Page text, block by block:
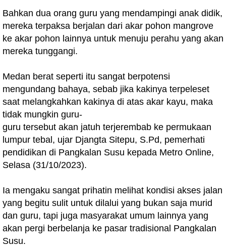
Bahkan dua orang guru yang mendampingi anak didik,
mereka terpaksa berjalan dari akar pohon mangrove
ke akar pohon lainnya untuk menuju perahu yang akan
mereka tunggangi.
Medan berat seperti itu sangat berpotensi
mengundang bahaya, sebab jika kakinya terpeleset
saat melangkahkan kakinya di atas akar kayu, maka
tidak mungkin guru-
guru tersebut akan jatuh terjerembab ke permukaan
lumpur tebal, ujar Djangta Sitepu, S.Pd, pemerhati
pendidikan di Pangkalan Susu kepada Metro Online,
Selasa (31/10/2023).
Ia mengaku sangat prihatin melihat kondisi akses jalan
yang begitu sulit untuk dilalui yang bukan saja murid
dan guru, tapi juga masyarakat umum lainnya yang
akan pergi berbelanja ke pasar tradisional Pangkalan
Susu.